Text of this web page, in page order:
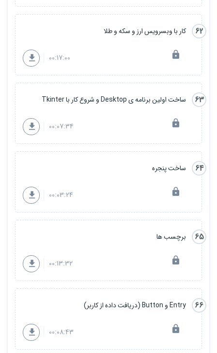
62 کار با وبسرویس ارز و سکه و طلا
00:17:00
63 ساخت اولین برنامه ی Desktop و شروع کار با Tkinter
00:07:34
64 ساخت پنجره
00:03:24
65 برچسب ها
00:13:32
66 Entry و Button (دریافت داده از کاربر)
00:08:43